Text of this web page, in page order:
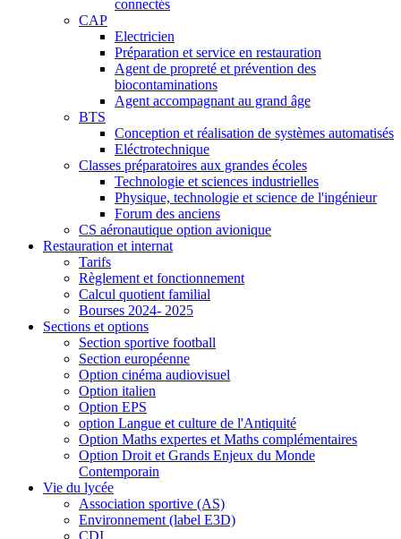
connectés
CAP
Electricien
Préparation et service en restauration
Agent de propreté et prévention des
biocontaminations
Agent accompagnant au grand âge
BTS
Conception et réalisation de systèmes automatisés
Eléctrotechnique
Classes préparatoires aux grandes écoles
Technologie et sciences industrielles
Physique, technologie et science de l'ingénieur
Forum des anciens
CS aéronautique option avionique
Restauration et internat
Tarifs
Règlement et fonctionnement
Calcul quotient familial
Bourses 2024- 2025
Sections et options
Section sportive football
Section européenne
Option cinéma audiovisuel
Option italien
Option EPS
option Langue et culture de l'Antiquité
Option Maths expertes et Maths complémentaires
Option Droit et Grands Enjeux du Monde
Contemporain
Vie du lycée
Association sportive (AS)
Environnement (label E3D)
CDI